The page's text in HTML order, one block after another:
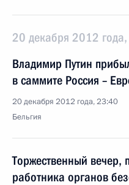
20 декабря 2012 года,
Владимир Путин
в саммите Россия –
20 декабря 2012 года, 23:40
Бельгия
Торжественный
работника органов